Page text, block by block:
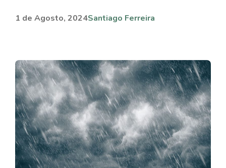
1 de Agosto, 2024Santiago Ferreira